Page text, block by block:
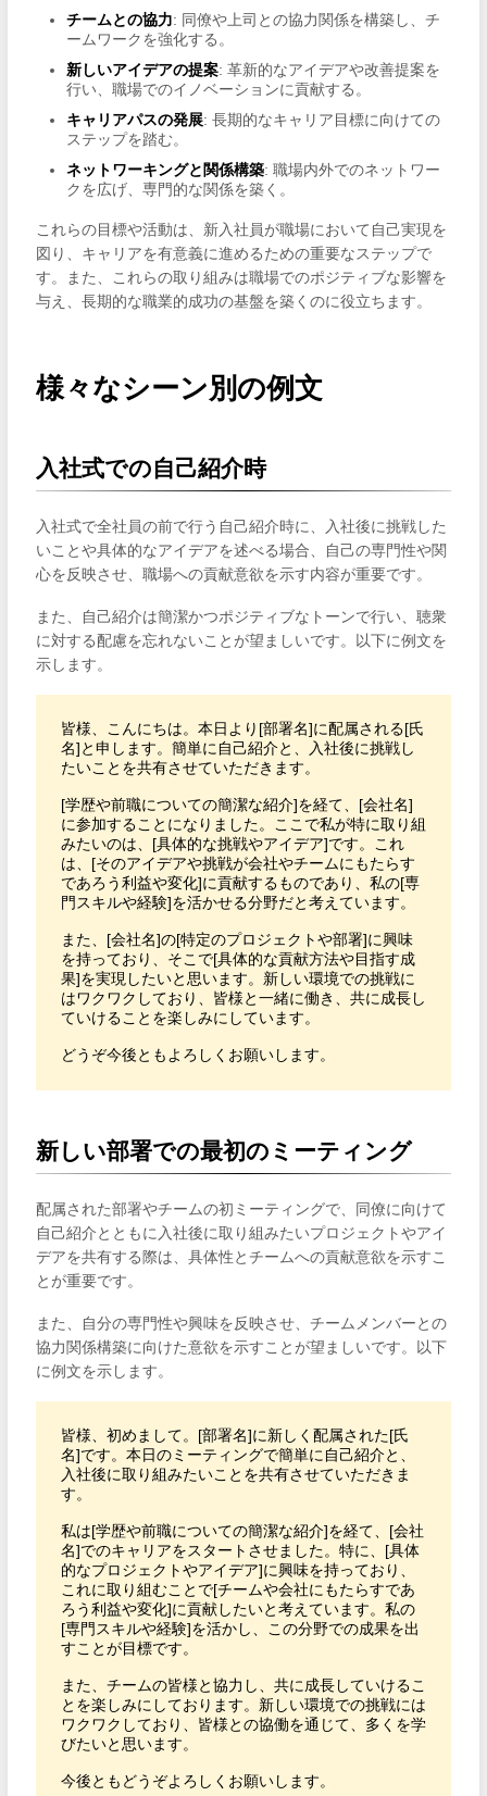
チームとの協力: 同僚や上司との協力関係を構築し、チ
ームワークを強化する。
新しいアイデアの提案: 革新的なアイデアや改善提案を
行い、職場でのイノベーションに貢献する。
キャリアパスの発展: 長期的なキャリア目標に向けての
ステップを踏む。
ネットワーキングと関係構築: 職場内外でのネットワー
クを広げ、専門的な関係を築く。
これらの目標や活動は、新入社員が職場において自己実現を
図り、キャリアを有意義に進めるための重要なステップで
す。また、これらの取り組みは職場でのポジティブな影響を
与え、長期的な職業的成功の基盤を築くのに役立ちます。
様々なシーン別の例文
入社式での自己紹介時
入社式で全社員の前で行う自己紹介時に、入社後に挑戦した
いことや具体的なアイデアを述べる場合、自己の専門性や関
心を反映させ、職場への貢献意欲を示す内容が重要です。
また、自己紹介は簡潔かつポジティブなトーンで行い、聴衆
に対する配慮を忘れないことが望ましいです。以下に例文を
示します。
皆様、こんにちは。本日より[部署名]に配属される[氏
名]と申します。簡単に自己紹介と、入社後に挑戦し
たいことを共有させていただきます。
[学歴や前職についての簡潔な紹介]を経て、[会社名]
に参加することになりました。ここで私が特に取り組
みたいのは、[具体的な挑戦やアイデア]です。これ
は、[そのアイデアや挑戦が会社やチームにもたらす
であろう利益や変化]に貢献するものであり、私の[専
門スキルや経験]を活かせる分野だと考えています。
また、[会社名]の[特定のプロジェクトや部署]に興味
を持っており、そこで[具体的な貢献方法や目指す成
果]を実現したいと思います。新しい環境での挑戦に
はワクワクしており、皆様と一緒に働き、共に成長し
ていけることを楽しみにしています。
どうぞ今後ともよろしくお願いします。
新しい部署での最初のミーティング
配属された部署やチームの初ミーティングで、同僚に向けて
自己紹介とともに入社後に取り組みたいプロジェクトやアイ
デアを共有する際は、具体性とチームへの貢献意欲を示すこ
とが重要です。
また、自分の専門性や興味を反映させ、チームメンバーとの
協力関係構築に向けた意欲を示すことが望ましいです。以下
に例文を示します。
皆様、初めまして。[部署名]に新しく配属された[氏
名]です。本日のミーティングで簡単に自己紹介と、
入社後に取り組みたいことを共有させていただきま
す。
私は[学歴や前職についての簡潔な紹介]を経て、[会社
名]でのキャリアをスタートさせました。特に、[具体
的なプロジェクトやアイデア]に興味を持っており、
これに取り組むことで[チームや会社にもたらすであ
ろう利益や変化]に貢献したいと考えています。私の
[専門スキルや経験]を活かし、この分野での成果を出
すことが目標です。
また、チームの皆様と協力し、共に成長していけるこ
とを楽しみにしております。新しい環境での挑戦には
ワクワクしており、皆様との協働を通じて、多くを学
びたいと思います。
今後ともどうぞよろしくお願いします。